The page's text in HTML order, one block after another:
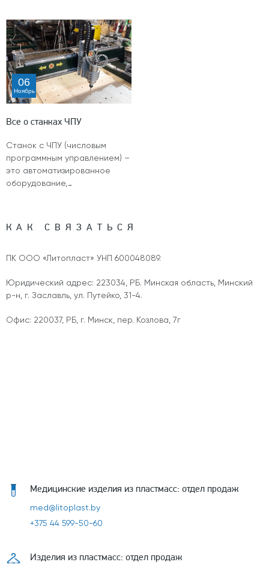
06
Ноябрь
Все о станках ЧПУ
Станок с ЧПУ (числовым
программным управлением) –
это автоматизированное
оборудование,…
КАК СВЯЗАТЬСЯ
ПК ООО «Литопласт» УНП 600048089.
Юридический адрес: 223034, РБ. Минская область, Минский
р-н, г. Заславль, ул. Путейко, 31-4.
Офис: 220037, РБ, г. Минск, пер. Козлова, 7г
Медицинские изделия из пластмасс: отдел продаж
med@litoplast.by
+375 44 599-50-60
Изделия из пластмасс: отдел продаж